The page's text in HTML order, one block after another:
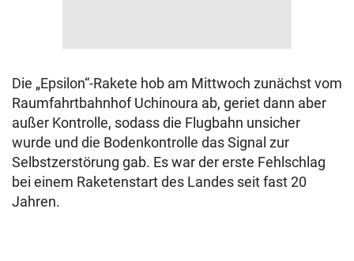
Die „Epsilon“-Rakete hob am Mittwoch zunächst vom
Raumfahrtbahnhof Uchinoura ab, geriet dann aber
außer Kontrolle, sodass die Flugbahn unsicher
wurde und die Bodenkontrolle das Signal zur
Selbstzerstörung gab. Es war der erste Fehlschlag
bei einem Raketenstart des Landes seit fast 20
Jahren.